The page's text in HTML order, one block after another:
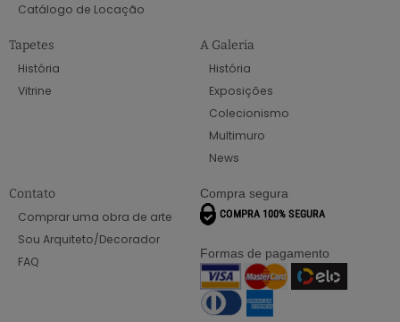
Catálogo de Locação
Tapetes
História
Vitrine
A Galeria
História
Exposições
Colecionismo
Multimuro
News
Contato
Comprar uma obra de arte
Sou Arquiteto/Decorador
FAQ
Compra segura
Formas de pagamento